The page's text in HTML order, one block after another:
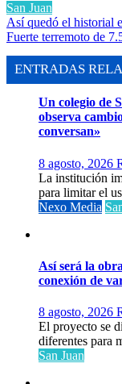
San Juan
Navegación
de
entradas
Así quedó el historial
Fuerte terremoto de
ENTRADAS
Un colegio de
observa
conversan»
8 agosto, 2026
La institución
para limitar el
Nexo Media
Así será la
conexión de
8 agosto, 2026
El proyecto se
diferentes para
San Juan